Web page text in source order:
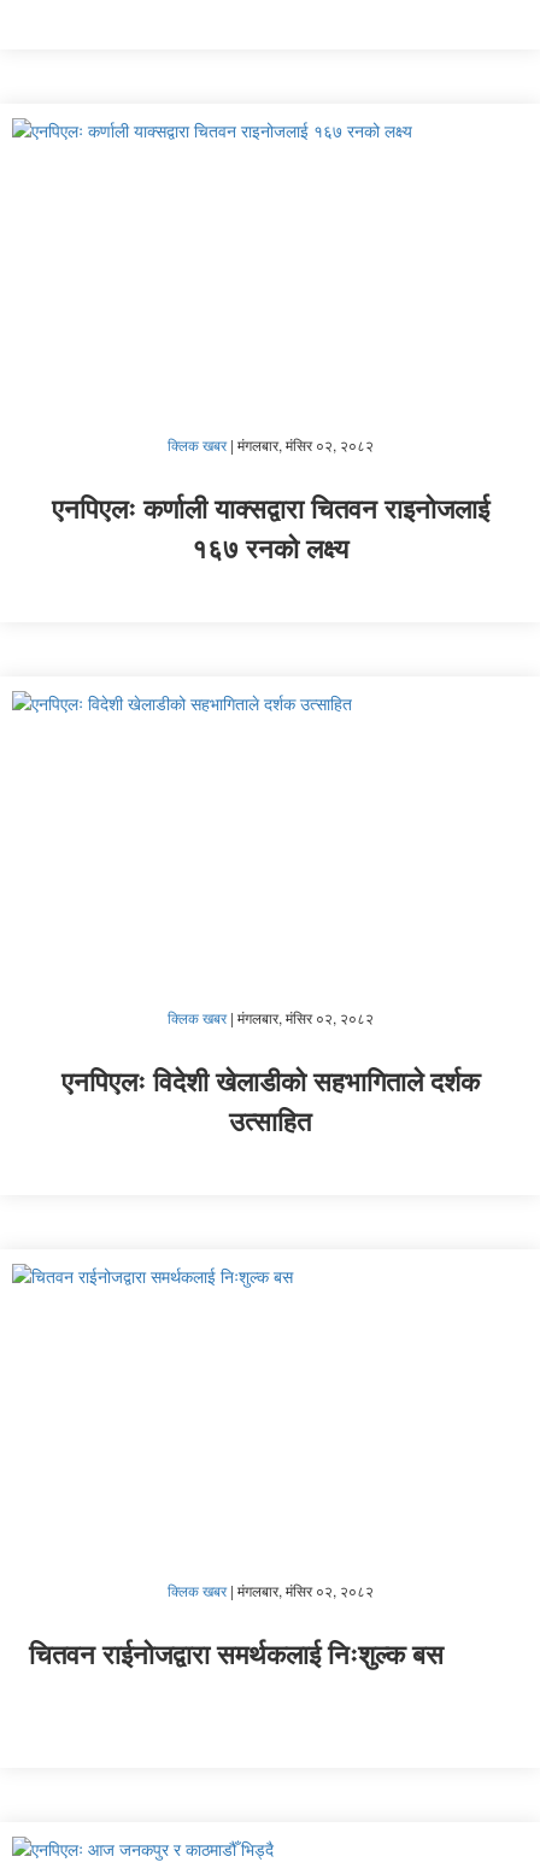
क्लिक खबर| मंगलबार, मंसिर ०२, २०८२
एनपिएलः कर्णाली याक्सद्वारा चितवन राइनोजलाई
१६७ रनको लक्ष्य
क्लिक खबर| मंगलबार, मंसिर ०२, २०८२
एनपिएलः विदेशी खेलाडीको सहभागिताले दर्शक
उत्साहित
क्लिक खबर| मंगलबार, मंसिर ०२, २०८२
चितवन राईनोजद्वारा समर्थकलाई निःशुल्क बस